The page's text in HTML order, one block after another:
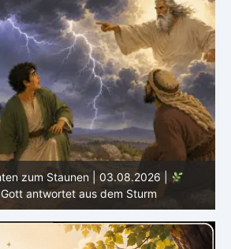
zum Staunen | 02.08.2026 |
staunt über Gottes Stimme im